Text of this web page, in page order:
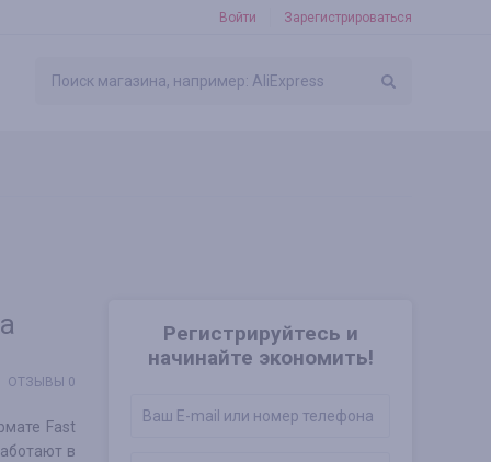
Войти Зарегистрироваться
Регистрируйтесь и
начинайте экономить!
ОТЗЫВЫ 0
Fast
в